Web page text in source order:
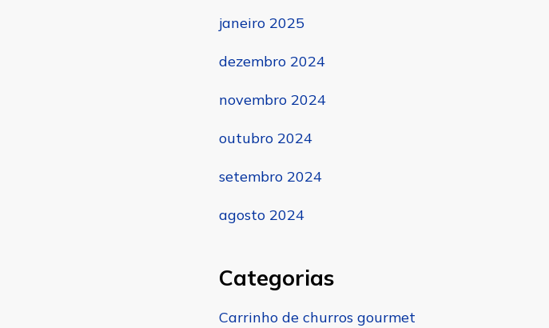
janeiro 2025
dezembro 2024
novembro 2024
outubro 2024
setembro 2024
agosto 2024
Categorias
Carrinho de churros gourmet